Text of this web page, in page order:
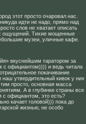
этот просто очаровал нас.
идти не надо, прямо над
слов не хватает описать
ощущений. Тихие мощенные
музеи, уличные кафе.
вкуснейшим таратором за
с официантом)))) и ведь читала
покачивание
наш утвердительный кивок у них
просто, основная масса
А в глубинке страны все
официантом, это есть?
качает головой))) пока до
жизнью, не особо